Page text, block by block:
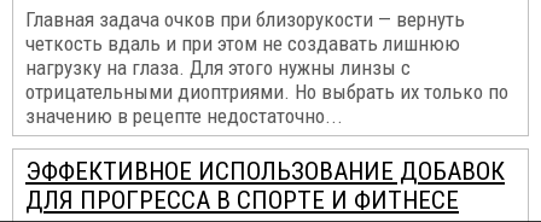
Главная задача очков при близорукости — вернуть
четкость вдаль и при этом не создавать лишнюю
нагрузку на глаза. Для этого нужны линзы с
отрицательными диоптриями. Но выбрать их только по
значению в рецепте недостаточно...
ЭФФЕКТИВНОЕ ИСПОЛЬЗОВАНИЕ ДОБАВОК
ДЛЯ ПРОГРЕССА В СПОРТЕ И ФИТНЕСЕ